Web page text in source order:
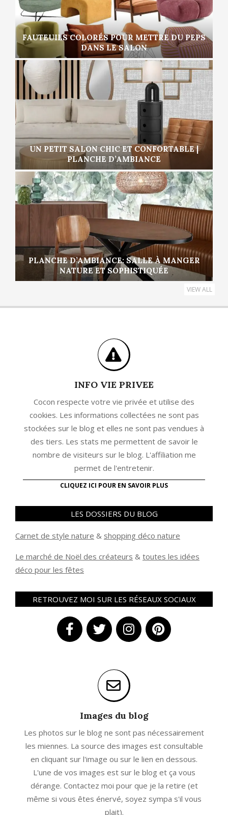
FAUTEUILS COLORÉS POUR METTRE DU PEPS
DANS LE SALON
UN PETIT SALON CHIC ET CONFORTABLE |
PLANCHE D’AMBIANCE
PLANCHE D’AMBIANCE: SALLE À MANGER
NATURE ET SOPHISTIQUÉE
VIEW ALL
INFO VIE PRIVEE
Cocon respecte votre vie privée et utilise des
cookies. Les informations collectées ne sont pas
stockées sur le blog et elles ne sont pas vendues à
des tiers. Les stats me permettent de savoir le
nombre de visiteurs sur le blog. L'affiliation me
permet de l'entretenir.
CLIQUEZ ICI POUR EN SAVOIR PLUS
LES DOSSIERS DU BLOG
Carnet de style nature & shopping déco nature
Le marché de Noël des créateurs & toutes les idées
déco pour les fêtes
RETROUVEZ MOI SUR LES RÉSEAUX SOCIAUX
Images du blog
Les photos sur le blog ne sont pas nécessairement
les miennes. La source des images est consultable
en cliquant sur l'image ou sur le lien en dessous.
L'une de vos images est sur le blog et ça vous
dérange. Contactez moi pour que je la retire (et
même si vous êtes énervé, soyez sympa s'il vous
plait).